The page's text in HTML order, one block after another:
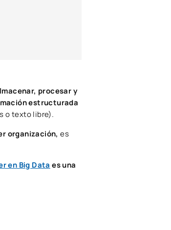
procesar y
estructurada
o texto libre).
organización,es
en Big Data es una